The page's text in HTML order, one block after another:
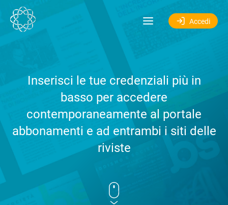
Salta al contenuto
Accedi
Inserisci le tue credenziali più in
basso per accedere
contemporaneamente al portale
abbonamenti e ad entrambi i siti delle
riviste